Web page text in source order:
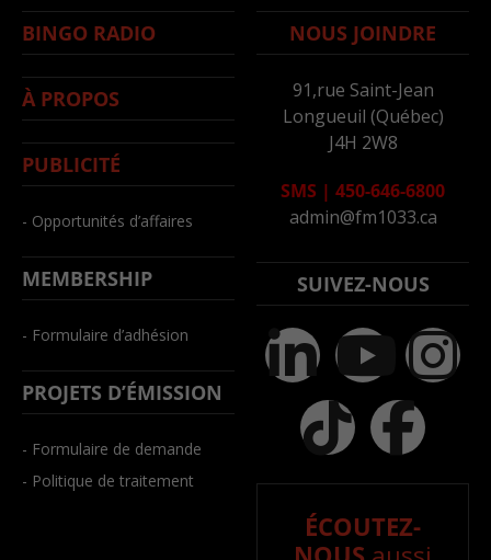
BINGO RADIO
À PROPOS
PUBLICITÉ
- Opportunités d’affaires
MEMBERSHIP
- Formulaire d’adhésion
PROJETS D’ÉMISSION
- Formulaire de demande
- Politique de traitement
NOUS JOINDRE
91,rue Saint-Jean
Longueuil (Québec)
J4H 2W8
SMS | 450-646-6800
admin@fm1033.ca
SUIVEZ-NOUS
ÉCOUTEZ-